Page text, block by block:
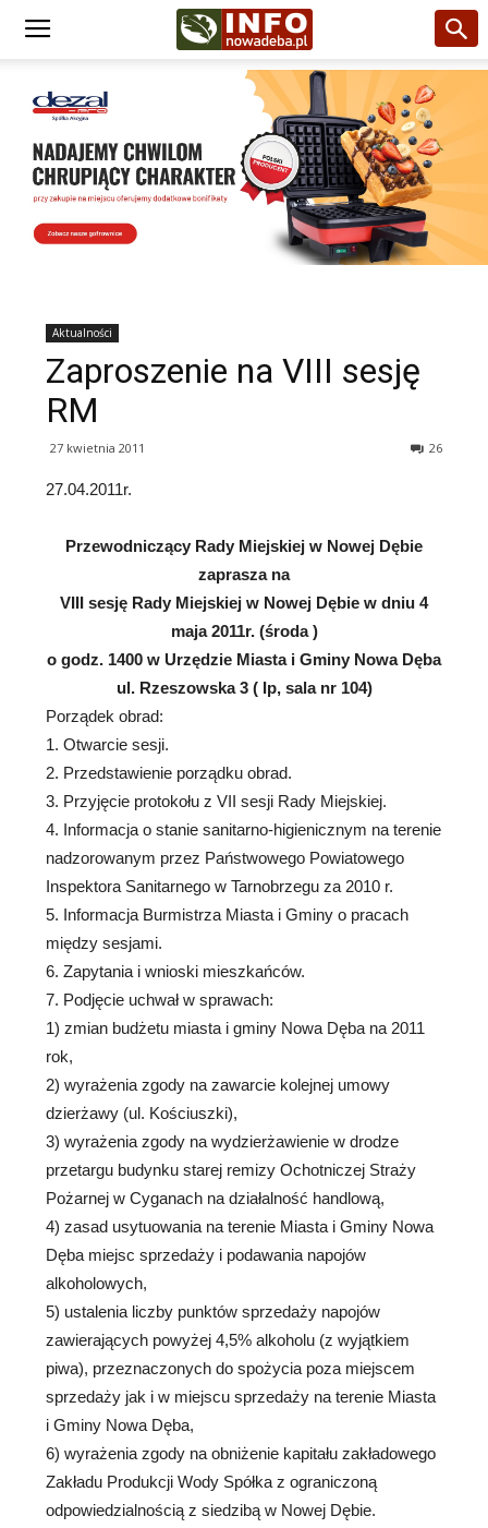
Aktualności
Zaproszenie na VIII sesję
RM
27 kwietnia 2011 26
27.04.2011r.
Przewodniczący Rady Miejskiej w Nowej Dębie
zaprasza na
VIII sesję Rady Miejskiej w Nowej Dębie w dniu 4
maja 2011r. (środa)
o godz. 1400 w Urzędzie Miasta i Gminy Nowa Dęba
ul. Rzeszowska 3 ( Ip, sala nr 104)
Porządek obrad:
1. Otwarcie sesji.
2. Przedstawienie porządku obrad.
3. Przyjęcie protokołu z VII sesji Rady Miejskiej.
4. Informacja o stanie sanitarno-higienicznym na terenie
nadzorowanym przez Państwowego Powiatowego
Inspektora Sanitarnego w Tarnobrzegu za 2010 r.
5. Informacja Burmistrza Miasta i Gminy o pracach
między sesjami.
6. Zapytania i wnioski mieszkańców.
7. Podjęcie uchwał w sprawach:
1) zmian budżetu miasta i gminy Nowa Dęba na 2011
rok,
2) wyrażenia zgody na zawarcie kolejnej umowy
dzierżawy (ul. Kościuszki),
3) wyrażenia zgody na wydzierżawienie w drodze
przetargu budynku starej remizy Ochotniczej Straży
Pożarnej w Cyganach na działalność handlową,
4) zasad usytuowania na terenie Miasta i Gminy Nowa
Dęba miejsc sprzedaży i podawania napojów
alkoholowych,
5) ustalenia liczby punktów sprzedaży napojów
zawierających powyżej 4,5% alkoholu (z wyjątkiem
piwa), przeznaczonych do spożycia poza miejscem
sprzedaży jak i w miejscu sprzedaży na terenie Miasta
i Gminy Nowa Dęba,
6) wyrażenia zgody na obniżenie kapitału zakładowego
Zakładu Produkcji Wody Spółka z ograniczoną
odpowiedzialnością z siedzibą w Nowej Dębie.